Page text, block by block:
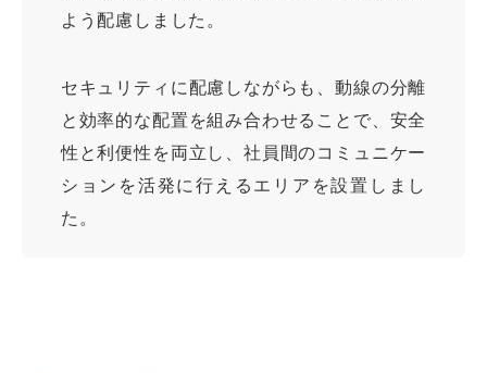
よう配慮しました。
セキュリティに配慮しながらも、動線の分離
と効率的な配置を組み合わせることで、安全
性と利便性を両立し、社員間のコミュニケー
ションを活発に行えるエリアを設置しまし
た。